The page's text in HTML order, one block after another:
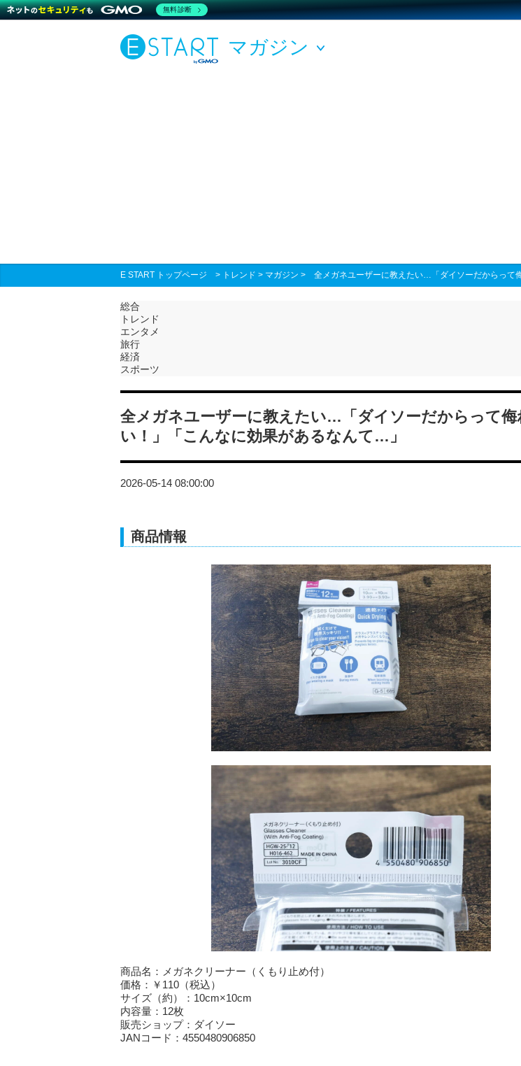
マガジン
E START トップページ > トレンド > マガジン > 全メガネユーザーに教えたい…「ダイソーだからって
総合
トレンド
エンタメ
旅行
経済
スポーツ
全メガネユーザーに教えたい…「ダイソーだからって侮
い！」「こんなに効果があるなんて…」
2026-05-14 08:00:00
商品情報
商品名：メガネクリーナー（くもり止め付）
価格：￥110（税込）
サイズ（約）：10cm×10cm
内容量：12枚
販売ショップ：ダイソー
JANコード：4550480906850
無料診断